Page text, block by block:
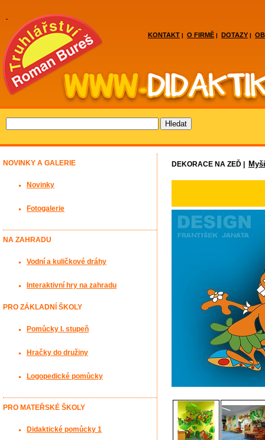
KONTAKT | O FIRMĚ | DOTAZY |
DEKORACE NA ZEĎ | Myši
NOVINKY A GALERIE
Novinky
Fotogalerie
NA ZAHRADU
Vodní a kuličkové dráhy
Interaktivní hry na zahradu
PRO ZÁKLADNÍ ŠKOLY
Pomůcky I. stupeň
Hračky do družiny
Logopedické pomůcky
PRO MATEŘSKÉ ŠKOLY
Didaktické pomůcky 1